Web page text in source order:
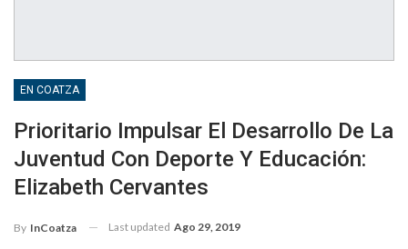
EN COATZA
Prioritario Impulsar El Desarrollo De La
Juventud Con Deporte Y Educación:
Elizabeth Cervantes
By InCoatza Last updated Ago 29, 2019